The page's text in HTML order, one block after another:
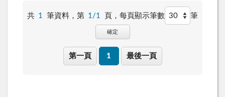
共 1 筆資料，第 1/1 頁， 每頁顯示筆數 筆
確定
第一頁 1 最後一頁